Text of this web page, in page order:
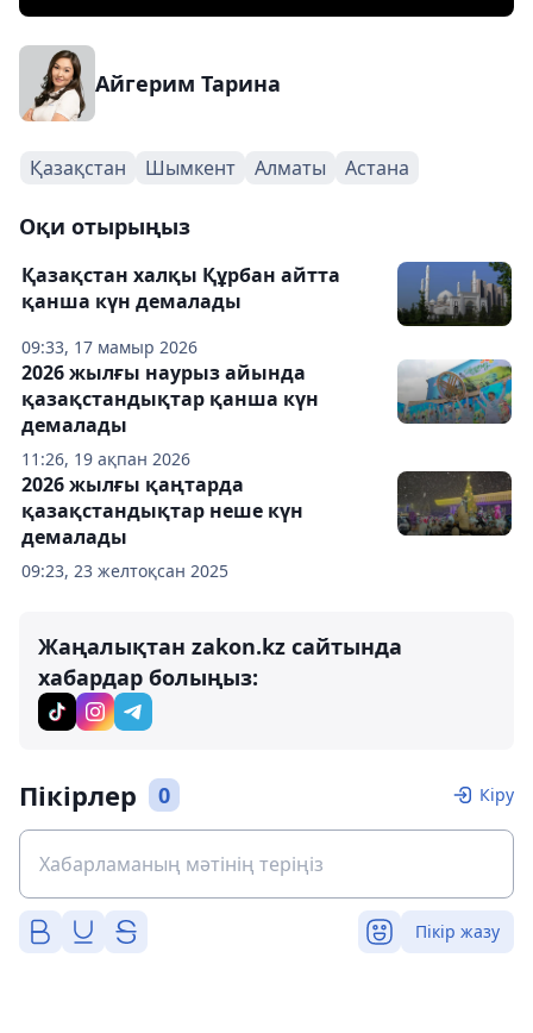
Айгерим Тарина
Қазақстан Шымкент Алматы Астана
Оқи отырыңыз
09:33, 17 мамыр 2026
Қазақстан халқы Құрбан айтта
қанша күн демалады
11:26, 19 ақпан 2026
2026 жылғы наурыз айында
қазақстандықтар қанша күн
демалады
09:23, 23 желтоқсан 2025
2026 жылғы қаңтарда
қазақстандықтар неше күн
демалады
Жаңалықтан zakon.kz сайтында
хабардар болыңыз:
Пікірлер 0 Кіру
Пікір жазу